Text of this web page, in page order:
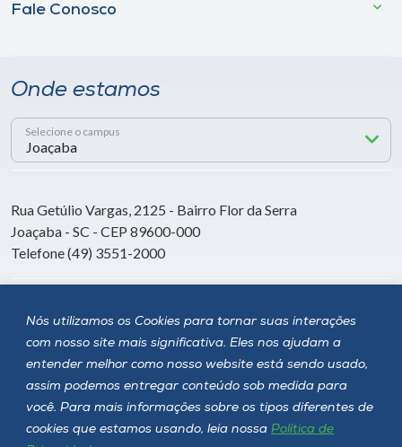
Nós utilizamos os Cookies para tornar suas interações
com nosso site mais significativa. Eles nos ajudam a
entender melhor como nosso website está sendo usado,
assim podemos entregar conteúdo sob medida para
você. Para mais informações sobre os tipos diferentes de
cookies que estamos usando, leia nossa Política de
Fale Conosco
Onde estamos
Selecione o campus
Rua Getúlio Vargas, 2125 - Bairro Flor da Serra
Joaçaba - SC - CEP 89600-000
Telefone (49) 3551-2000
Siga a Unoesc